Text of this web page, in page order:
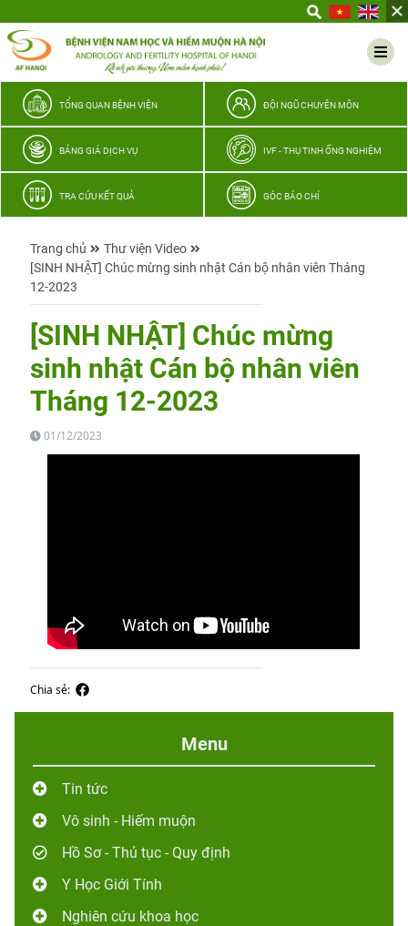
thương
TỔNG QUAN BỆNH VIỆN ĐỘI NGŨ CHUYÊN MÔN
BẢNG GIÁ DỊCH VỤ IVF - THỤ TINH ỐNG NGHIỆM
TRA CỨU KẾT QUẢ GÓC BÁO CHÍ
Trang chủ
Thư viện Video
[SINH NHẬT] Chúc mừng sinh nhật Cán bộ nhân viên Tháng
12-2023
[SINH NHẬT] Chúc mừng
sinh nhật Cán bộ nhân viên
Tháng 12-2023
01/12/2023
Chia sẻ:
Menu
Tin tức
Vô sinh - Hiếm muộn
Hồ Sơ - Thủ tục - Quy định
Y Học Giới Tính
Nghiên cứu khoa học